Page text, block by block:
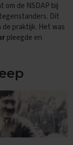
om de NSDAP bij
Dit
praktijk. Het was
pleegde en